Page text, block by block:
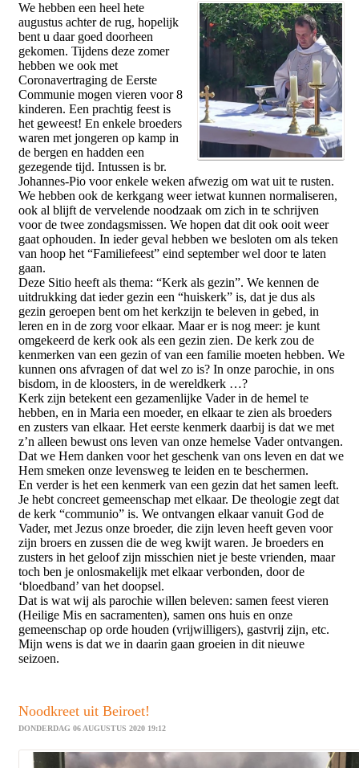
We hebben een heel hete
augustus achter de rug, hopelijk
bent u daar goed doorheen
gekomen. Tijdens deze zomer
hebben we ook met
Coronavertraging de Eerste
Communie mogen vieren voor 8
kinderen. Een prachtig feest is
het geweest! En enkele broeders
waren met jongeren op kamp in
de bergen en hadden een
gezegende tijd. Intussen is br.
Johannes-Pio voor enkele weken afwezig om wat uit te rusten.
We hebben ook de kerkgang weer ietwat kunnen normaliseren,
ook al blijft de vervelende noodzaak om zich in te schrijven
voor de twee zondagsmissen. We hopen dat dit ook ooit weer
gaat ophouden. In ieder geval hebben we besloten om als teken
van hoop het “Familiefeest” eind september wel door te laten
gaan.
Deze Sitio heeft als thema: “Kerk als gezin”. We kennen de
uitdrukking dat ieder gezin een “huiskerk” is, dat je dus als
gezin geroepen bent om het kerkzijn te beleven in gebed, in
leren en in de zorg voor elkaar. Maar er is nog meer: je kunt
omgekeerd de kerk ook als een gezin zien. De kerk zou de
kenmerken van een gezin of van een familie moeten hebben. We
kunnen ons afvragen of dat wel zo is? In onze parochie, in ons
bisdom, in de kloosters, in de wereldkerk …?
Kerk zijn betekent een gezamenlijke Vader in de hemel te
hebben, en in Maria een moeder, en elkaar te zien als broeders
en zusters van elkaar. Het eerste kenmerk daarbij is dat we met
z’n alleen bewust ons leven van onze hemelse Vader ontvangen.
Dat we Hem danken voor het geschenk van ons leven en dat we
Hem smeken onze levensweg te leiden en te beschermen.
En verder is het een kenmerk van een gezin dat het samen leeft.
Je hebt concreet gemeenschap met elkaar. De theologie zegt dat
de kerk “communio” is. We ontvangen elkaar vanuit God de
Vader, met Jezus onze broeder, die zijn leven heeft geven voor
zijn broers en zussen die de weg kwijt waren. Je broeders en
zusters in het geloof zijn misschien niet je beste vrienden, maar
toch ben je onlosmakelijk met elkaar verbonden, door de
‘bloedband’ van het doopsel.
Dat is wat wij als parochie willen beleven: samen feest vieren
(Heilige Mis en sacramenten), samen ons huis en onze
gemeenschap op orde houden (vrijwilligers), gastvrij zijn, etc.
Mijn wens is dat we in daarin gaan groeien in dit nieuwe
seizoen.
Noodkreet uit Beiroet!
DONDERDAG 06 AUGUSTUS 2020 19:12